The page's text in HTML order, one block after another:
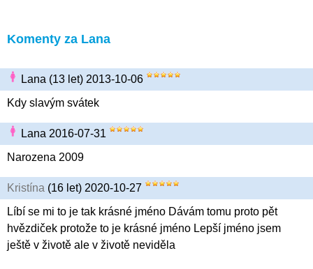
Komenty za Lana
Lana (13 let) 2013-10-06
Kdy slavým svátek
Lana 2016-07-31
Narozena 2009
Kristína (16 let) 2020-10-27
Líbí se mi to je tak krásné jméno Dávám tomu proto pět
hvězdiček protože to je krásné jméno Lepší jméno jsem
ještě v životě ale v životě neviděla